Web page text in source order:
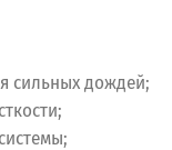
сильных дождей;